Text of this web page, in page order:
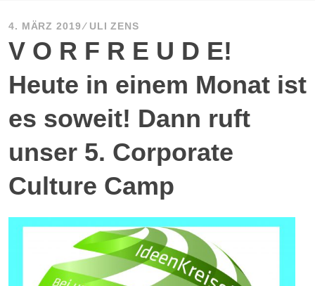
4. MÄRZ 2019 ULI ZENS
V O R F R E U D E!
Heute in einem Monat ist
es soweit! Dann ruft
unser 5. Corporate
Culture Camp